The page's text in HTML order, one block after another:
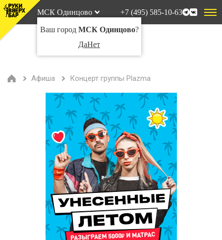
МСК Одинцово
Ваш город МСК Одинцово?
ДаНет
+7 (495) 585-10-63
Афиша Концерт группы Plazma